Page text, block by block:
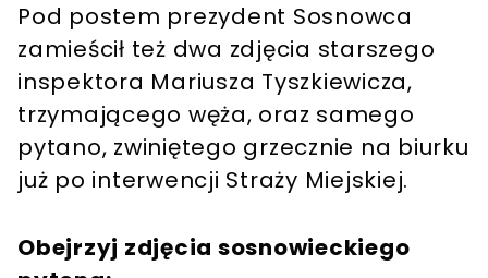
Pod postem prezydent Sosnowca
zamieścił też dwa zdjęcia starszego
inspektora Mariusza Tyszkiewicza,
trzymającego węża, oraz samego
pytano, zwiniętego grzecznie na biurku
już po interwencji Straży Miejskiej.
Obejrzyj zdjęcia sosnowieckiego